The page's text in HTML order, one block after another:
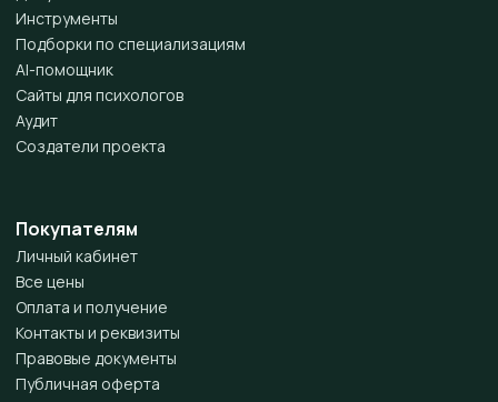
Инструменты
Подборки по специализациям
AI-помощник
Сайты для психологов
Аудит
Создатели проекта
Покупателям
Личный кабинет
Все цены
Оплата и получение
Контакты и реквизиты
Правовые документы
Публичная оферта